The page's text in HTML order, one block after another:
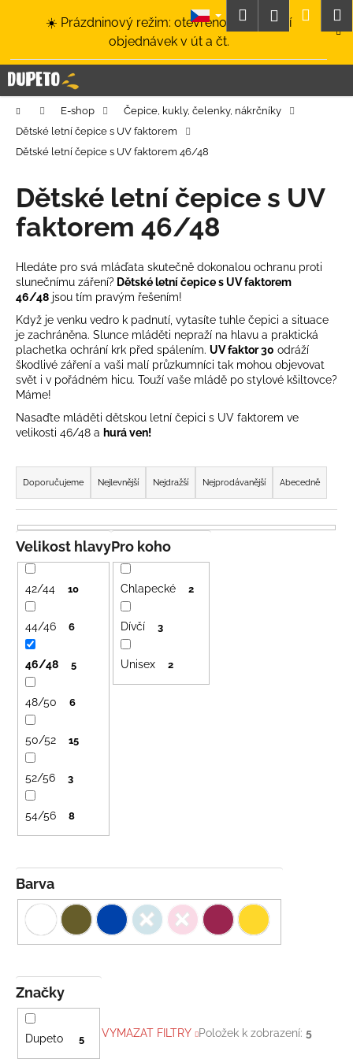
☀️ Prázdninový režim: otevřeno a odesílání
objednávek v út a čt.
HledatPřihlášení
Domů E-shop
Čepice, kukly, čelenky, nákrčníky
Dětské letní čepice s UV faktorem
Dětské letní čepice s UV faktorem 46/48
Dětské letní čepice s UV
faktorem 46/48
Hledáte pro svá mláďata skutečně dokonalou ochranu proti
slunečnímu záření? Dětské letní čepice s UV faktorem
46/48 jsou tím pravým řešením!
Když je venku vedro k padnutí, vytasíte tuhle čepici a situace
je zachráněna. Slunce mláděti nepraží na hlavu a praktická
plachetka ochrání krk před spálením. UV faktor 30 odráží
škodlivé záření a vaši malí průzkumníci tak mohou objevovat
svět i v pořádném hicu. Touží vaše mládě po stylové kšiltovce?
Máme!
Nasaďte mláděti dětskou letní čepici s UV faktorem ve
velikosti 46/48 a hurá ven!
Ř
a
z
e
n
í
p
o
d
u
ů
Doporučujeme Nejlevnější Nejdražší Nejprodávanější Abecedně
Značky
Dupeto 5
Barva
Pro koho
Chlapecké 2
Dívčí 3
Unisex 2
Velikost hlavy
42/44 10
44/46 6
46/48 5
48/50 6
50/52 15
52/56 3
54/56 8
VYMAZAT FILTRY Položek k zobrazení: 5
í
k C
o
p
o
ř
e
b
j
e
t
e
n
a
j
í
t
D
p
m
NÁMOŘNICKÉ
PRUHY
435
Kč